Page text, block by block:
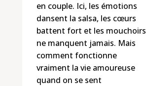
en couple. Ici, les émotions
dansent la salsa, les cœurs
battent fort et les mouchoirs
ne manquent jamais. Mais
comment fonctionne
vraiment la vie amoureuse
quand on se sent